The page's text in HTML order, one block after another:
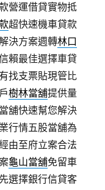
營運借貸實物抵
超快速機車貸款
決方案週轉林口
賴最佳選擇車貸
找支票貼現管比
樹林當舖提供量
舖快速幫您解決
行情五股當舖為
由至府立案合法
龜山當舖免留車
選擇銀行信貸客